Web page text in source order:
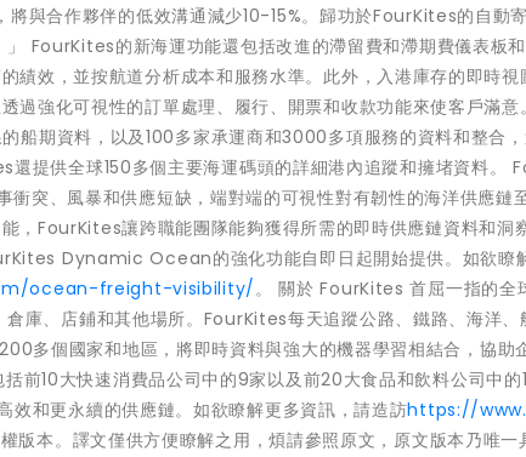
與合作夥伴的低效溝通減少10-15%。歸功於FourKites的自動
FourKites的新海運功能還包括改進的滯留費和滯期費儀表板
績效，並按航道分析成本和服務水準。此外，入港庫存的即時視
過強化可視性的訂單處理、履行、開票和收款功能來使客戶滿意
船期資料，以及100多家承運商和3000多項服務的資料和整合
提供全球150多個主要海運碼頭的詳細港內追蹤和擁堵資料。
突、風暴和供應短缺，端對端的可視性對有韌性的海洋供應鏈
，FourKites讓跨職能團隊能夠獲得所需的即時供應鏈資料和洞
Dynamic Ocean的強化功能自即日起開始提供。如欲瞭
ocean-freight-visibility/。 關於 FourKites 首屈一指的全
庫、店鋪和其他場所。FourKites每天追蹤公路、鐵路、海洋、
多個國家和地區，將即時資料與強大的機器學習相結合，協助
前10大快速消費品公司中的9家以及前20大食品和飲料公司中的
和更永續的供應鏈。如欲瞭解更多資訊，請造訪https://
版本。譯文僅供方便瞭解之用，煩請參照原文，原文版本乃唯一